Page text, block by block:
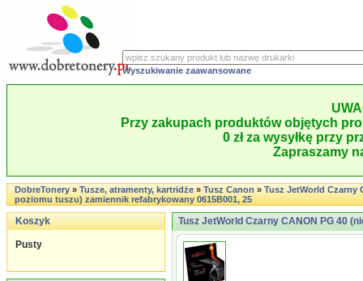
Wyszukiwanie zaawansowane
Przy zakupach produktów objętych
0 zł za wysyłkę przy
Zapraszamy
DobreTonery»Tusze, atramenty, kartridże»Tusz Canon»Tusz JetWorld Czarny
poziomu tuszu) zamiennik refabrykowany 0615B001, 25
Koszyk
Pusty
Tusz JetWorld Czarny CANON PG 40